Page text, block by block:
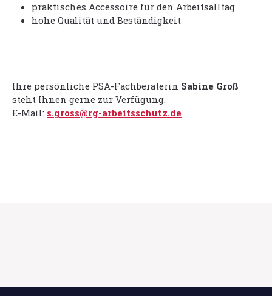
praktisches Accessoire für den Arbeitsalltag
hohe Qualität und Beständigkeit
Ihre persönliche PSA-Fachberaterin Sabine Groß
steht Ihnen gerne zur Verfügung.
E-Mail: s.gross@rg-arbeitsschutz.de